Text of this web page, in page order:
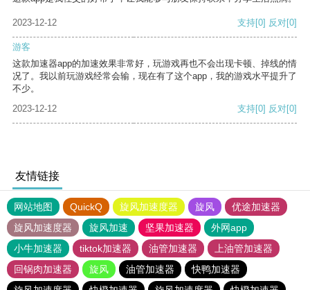
2023-12-12 支持[0] 反对[0]
游客
这款加速器app的加速效果非常好，玩游戏再也不会出现卡顿、掉线的情
况了。我以前玩游戏经常会输，现在有了这个app，我的游戏水平提升了
不少。
2023-12-12
支持[0] 反对[0]
友情链接
网站地图 QuickQ 旋风加速度器 旋风
优途加速器
旋风加速度器
旋风加速 坚果加速器
外网app
小牛加速器
tiktok加速器 油管加速器
上油管加速器
回锅肉加速器
旋风 油管加速器
快鸭加速器